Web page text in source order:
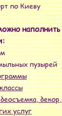
#клоуны на детский
ребенка киев #праздник
праздник #заказ клоунов на
в детском саду #праздник
аниматоры #аниматоры +на
киев #детские аниматоры +на
+на праздник #детский
детский праздник заказать
КИЕВ #детский аниматор
киев недорого
праздник цены #аниматоры
новый год 2017 #дома
2018 #новый год 2018 под киевом
2023 года #аниматоры киев
снегурочки #аниматоры киев
+на новый #дед мороз +и
заказать +на дом #костюм
клоуна #дед мороз +и
мороза +и снегурочки #дед
снегурочкой #аниматоры киев
деда мороза #дед мороз +на
+и дети #дед мороз киев
деда мороза #подарки +на
отметить детский день рождения
клоуна #клоуны +на день
саду #аниматоры +на день
на день народження, дитячі
по Киеву
наполнить
пузырей
услуг